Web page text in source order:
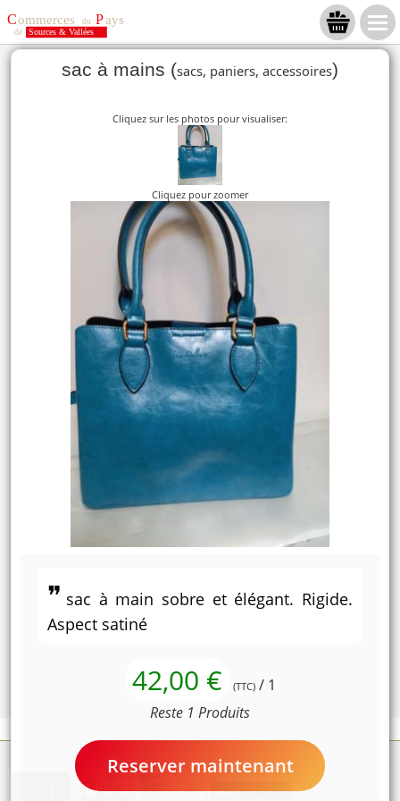
sac à mains (sacs, paniers, accessoires)
Cliquez sur les photos pour visualiser:
Cliquez pour zoomer
sac à main sobre et élégant. Rigide.
Aspect satiné
42,00 € (TTC) / 1
Reste 1 Produits
Reserver maintenant